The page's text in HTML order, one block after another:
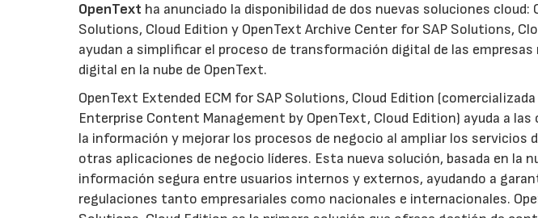
OpenText ha anunciado la disponibilidad de dos nuevas soluciones cloud:
Solutions, Cloud Edition y OpenText Archive Center for SAP Solutions,
ayudan a simplificar el proceso de transformación digital de las
digital en la nube de OpenText.
OpenText Extended ECM for SAP Solutions, Cloud Edition
Enterprise Content Management by OpenText, Cloud Edition) ayuda a las
la información y mejorar los procesos de negocio al ampliar los servicios
otras aplicaciones de negocio líderes. Esta nueva solución, basada en la
información segura entre usuarios internos y externos, ayudando a
regulaciones tanto empresariales como nacionales e internacionales.